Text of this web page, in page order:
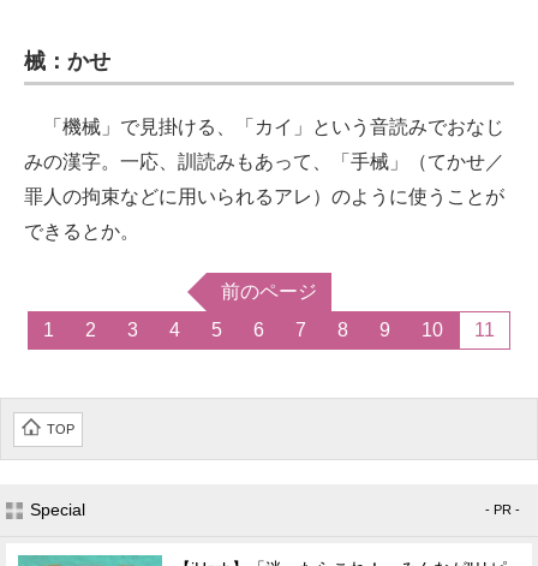
ちょっと気になるネットの話題
械：かせ
「機械」で見掛ける、「カイ」という音読みでおなじ
みの漢字。一応、訓読みもあって、「手械」（てかせ／
罪人の拘束などに用いられるアレ）のように使うことが
できるとか。
前のページ
1
2 3 4 5 6 7 8 9 10 11
TOP
Special - PR -